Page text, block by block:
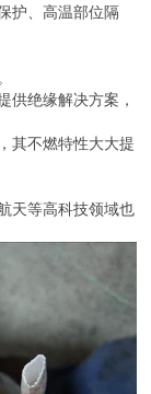
护、高温部位隔
供绝缘解决方案，
其不燃特性大大提
天等高科技领域也